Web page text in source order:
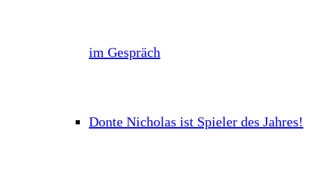
im Gespräch
Donte Nicholas ist Spieler des Jahres!